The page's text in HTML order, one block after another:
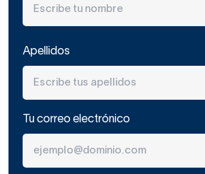
Apellidos
Tu correo electrónico